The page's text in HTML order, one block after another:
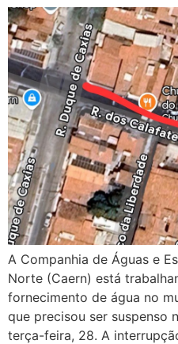
A Companhia de Águas e
Norte (Caern) está
fornecimento de água no
que precisou ser suspenso
terça-feira, 28. A